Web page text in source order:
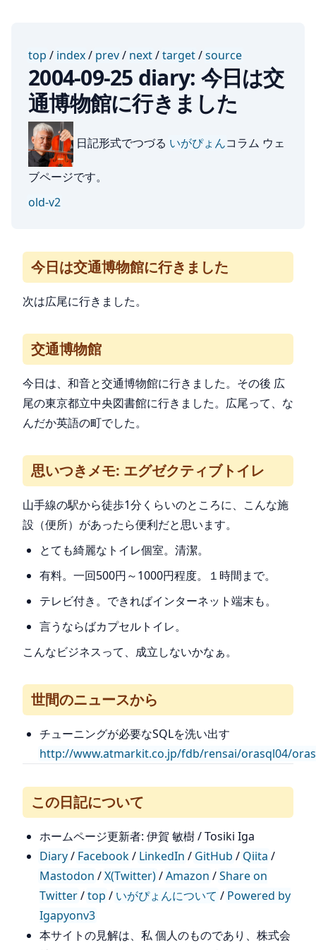
top / index/ prev/ next/target/source
2004-09-25 diary: 今日は交
通博物館に行きました
日記形式でつづる いがぴょんコラム ウェ
ブページです。
old-v2
今日は交通博物館に行きました
次は広尾に行きました。
交通博物館
今日は、和音と交通博物館に行きました。その後 広
尾の東京都立中央図書館に行きました。広尾って、な
んだか英語の町でした。
思いつきメモ: エグゼクティブトイレ
山手線の駅から徒歩1分くらいのところに、こんな施
設（便所）があったら便利だと思います。
とても綺麗なトイレ個室。清潔。
有料。一回500円～1000円程度。１時間まで。
テレビ付き。できればインターネット端末も。
言うならばカプセルトイレ。
こんなビジネスって、成立しないかなぁ。
世間のニュースから
チューニングが必要なSQLを洗い出す
http://www.atmarkit.co.jp/fdb/rensai/orasql04/
この日記について
ホームページ更新者: 伊賀 敏樹 / Tosiki Iga
Diary/ Facebook/ LinkedIn / GitHub / Qiita /
Mastodon /X(Twitter)/Amazon /Share on
Twitter/top / いがぴょんについて / Powered by
Igapyonv3
本サイトの見解は、私 個人のものであり、株式会